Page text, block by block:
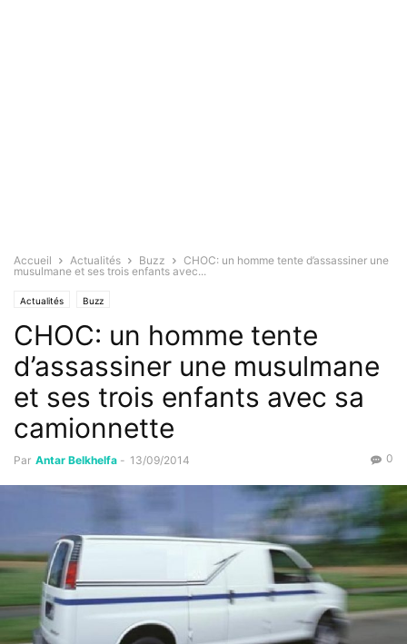
Accueil Actualités Buzz
CHOC: un homme tente d’assassiner une
musulmane et ses trois enfants avec...
Actualités Buzz
CHOC: un homme tente
d’assassiner une musulmane
et ses trois enfants avec sa
camionnette
Par Antar Belkhelfa - 13/09/2014 0